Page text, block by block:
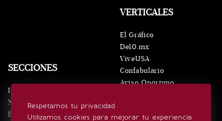
Respetamos tu privacidad
Utilizamos cookies para mejorar tu experiencia
SECCIONES
Inicio
Noticias
Eventos
VERTICALES
El Gráfico
De10.mx
ViveUSA
Confabulario
Aviso Oportuno